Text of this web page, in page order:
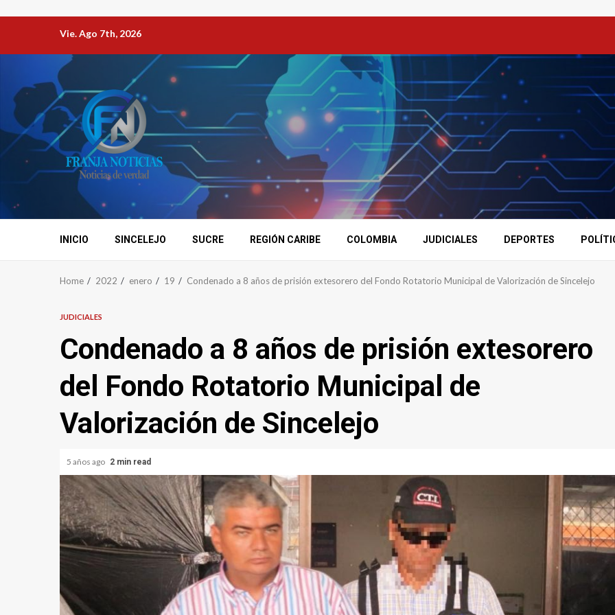
Vie. Ago 7th, 2026
INICIO SINCELEJO SUCRE REGIÓN CARIBE COLOMBIA JUDICIALES DEPORTES
Home 2022 enero 19 Condenado a 8 años de prisión extesorero del Fondo Rotatorio Municipal de Valorización de Sincelejo
JUDICIALES
Condenado a 8 años de prisión extesorero
del Fondo Rotatorio Municipal de
Valorización de Sincelejo
5 años ago 2 min read